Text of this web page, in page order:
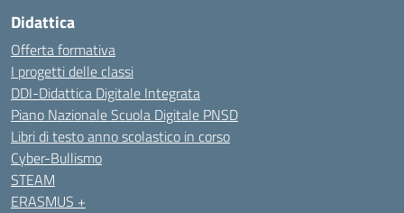
Didattica
Offerta formativa
I progetti delle classi
DDI-Didattica Digitale Integrata
Piano Nazionale Scuola Digitale PNSD
Libri di testo anno scolastico in corso
Cyber-Bullismo
STEAM
ERASMUS +